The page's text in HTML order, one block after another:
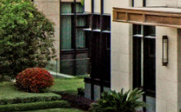
央行：继续实施好适
2025年国开行发放城
房地产明年会采取哪
作用，进一步打通中小
效，加大存量商品房和
基础性制度，助力构建
件下经济金融管理能力
消息来源：中房网